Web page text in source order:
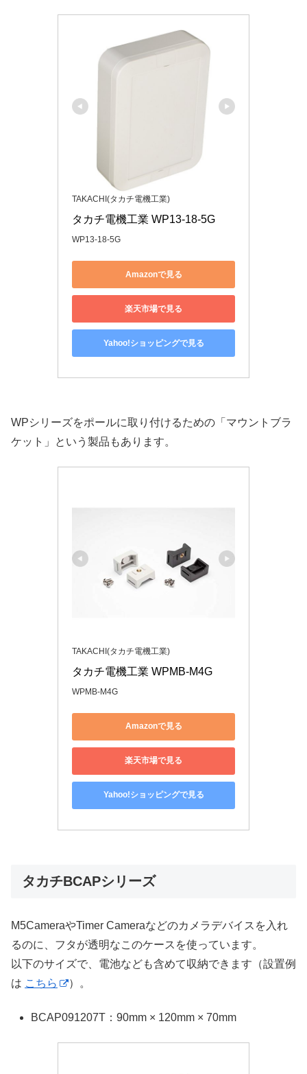
TAKACHI(タカチ電機工業)
タカチ電機工業 WP13-18-5G
WP13-18-5G
Amazonで見る
楽天市場で見る
Yahoo!ショッピングで見る
WPシリーズをポールに取り付けるための「マウントブラ
ケット」という製品もあります。
TAKACHI(タカチ電機工業)
タカチ電機工業 WPMB-M4G
WPMB-M4G
Amazonで見る
楽天市場で見る
Yahoo!ショッピングで見る
タカチBCAPシリーズ
M5CameraやTimer Cameraなどのカメラデバイスを入れ
るのに、フタが透明なこのケースを使っています。
以下のサイズで、電池なども含めて収納できます（設置例
は こちら ）。
BCAP091207T：90mm × 120mm × 70mm